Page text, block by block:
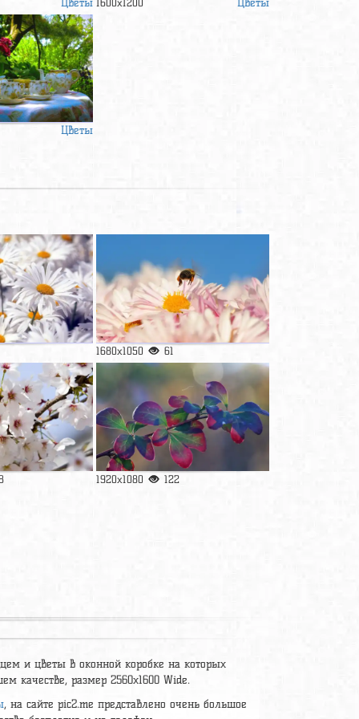
1600x1200
Цветы
1680x1050 61
1920x1080 122
и цветы в оконной коробке на которых
качестве, размер 2560x1600 Wide.
, на сайте pic2.me представлено очень большое